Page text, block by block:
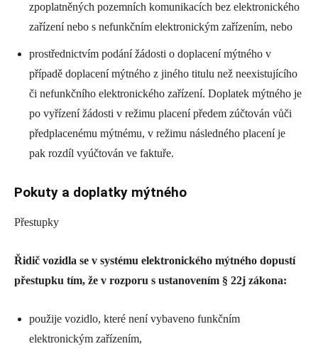
zpoplatněných pozemních komunikacích bez elektronického
zařízení nebo s nefunkčním elektronickým zařízením, nebo
prostřednictvím podání žádosti o doplacení mýtného v
případě doplacení mýtného z jiného titulu než neexistujícího
či nefunkčního elektronického zařízení. Doplatek mýtného je
po vyřízení žádosti v režimu placení předem zúčtován vůči
předplacenému mýtnému, v režimu následného placení je
pak rozdíl vyúčtován ve faktuře.
Pokuty a doplatky mýtného
Přestupky
Řidič vozidla se v systému elektronického mýtného dopustí
přestupku tím, že v rozporu s ustanovením § 22j zákona:
použije vozidlo, které není vybaveno funkčním
elektronickým zařízením,